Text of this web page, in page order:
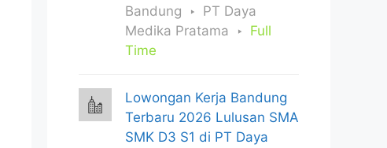
Bandung
PT Daya
Medika Pratama
Full
Time
Lowongan Kerja Bandung
Terbaru 2026 Lulusan SMA
SMK D3 S1 di PT Daya